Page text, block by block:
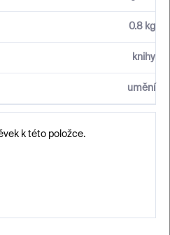
0.8 kg
knihy
umění
k této položce.